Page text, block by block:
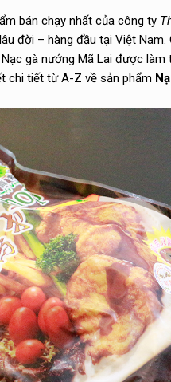
bán chạy nhất của công ty
đời – hàng đầu tại Việt Nam.
gà nướng Mã Lai được làm
chi tiết từ A-Z về sản phẩm